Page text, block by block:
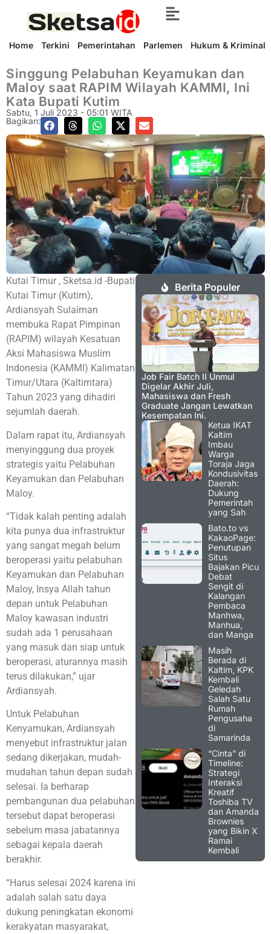
Home Terkini Pemerintahan Parlemen Hukum & Kriminal
Singgung Pelabuhan Keyamukan dan
Maloy saat RAPIM Wilayah KAMMI, Ini
Kata Bupati Kutim
Sabtu, 1 Juli 2023 - 05:01 WITA
Bagikan:
Kutai Timur , Sketsa.id -Bupati
Kutai Timur (Kutim),
Ardiansyah Sulaiman
membuka Rapat Pimpinan
(RAPIM) wilayah Kesatuan
Aksi Mahasiswa Muslim
Indonesia (KAMMI) Kalimatan
Timur/Utara (Kaltimtara)
Tahun 2023 yang dihadiri
sejumlah daerah.
Dalam rapat itu, Ardiansyah
menyinggung dua proyek
strategis yaitu Pelabuhan
Keyamukan dan Pelabuhan
Maloy.
“Tidak kalah penting adalah
kita punya dua infrastruktur
yang sangat megah belum
beroperasi yaitu pelabuhan
Keyamukan dan Pelabuhan
Maloy, Insya Allah tahun
depan untuk Pelabuhan
Maloy kawasan industri
sudah ada 1 perusahaan
yang masuk dan siap untuk
beroperasi, aturannya masih
terus dilakukan,” ujar
Ardiansyah.
Untuk Pelabuhan
Kenyamukan, Ardiansyah
menyebut infrastruktur jalan
sedang dikerjakan, mudah-
mudahan tahun depan sudah
selesai. Ia berharap
pembangunan dua pelabuhan
tersebut dapat beroperasi
sebelum masa jabatannya
sebagai kepala daerah
berakhir.
“Harus selesai 2024 karena ini
adalah salah satu daya
dukung peningkatan ekonomi
kerakyatan masyarakat,
Berita Populer
Job Fair Batch II Unmul
Digelar Akhir Juli,
Mahasiswa dan Fresh
Graduate Jangan Lewatkan
Kesempatan Ini.
Ketua IKAT
Kaltim
Imbau
Warga
Toraja Jaga
Kondusivitas
Daerah:
Dukung
Pemerintah
yang Sah
Bato.to vs
KakaoPage:
Penutupan
Situs
Bajakan Picu
Debat
Sengit di
Kalangan
Pembaca
Manhwa,
Manhua,
dan Manga
Masih
Berada di
Kaltim, KPK
Kembali
Geledah
Salah Satu
Rumah
Pengusaha
di
Samarinda
“Cinta” di
Timeline:
Strategi
Interaksi
Kreatif
Toshiba TV
dan Amanda
Brownies
yang Bikin X
Ramai
Kembali